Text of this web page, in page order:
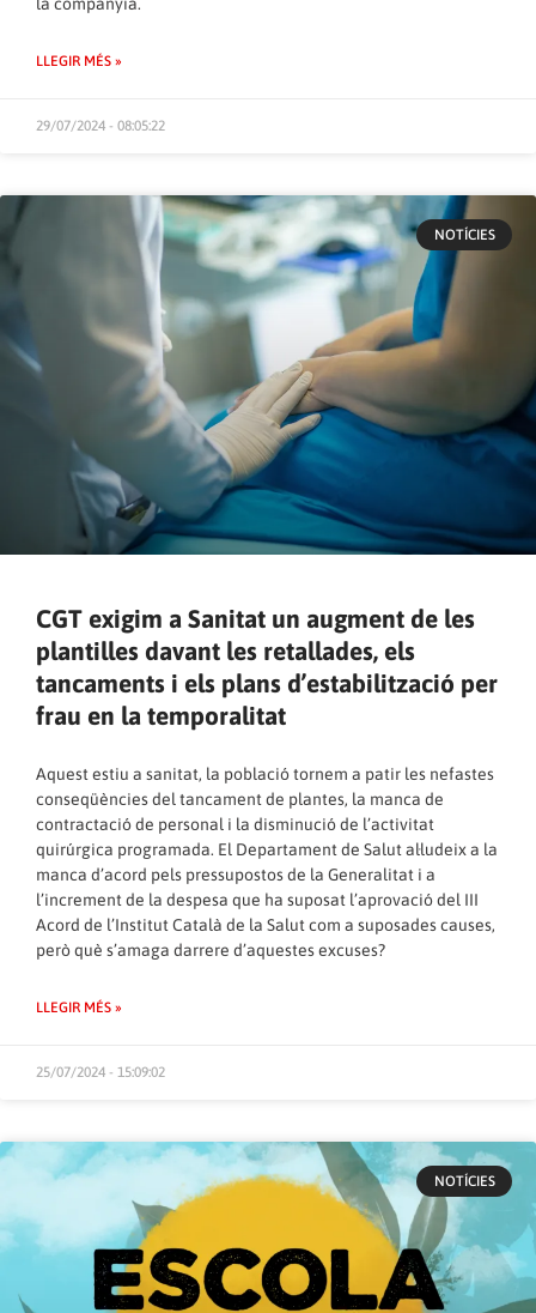
LLEGIR MÉS »
29/07/2024 - 08:05:22
NOTÍCIES
CGT exigim a Sanitat un augment de les
plantilles davant les retallades, els
tancaments i els plans d’estabilització per
frau en la temporalitat
Aquest estiu a sanitat, la població tornem a patir les nefastes
conseqüències del tancament de plantes, la manca de
contractació de personal i la disminució de l’activitat
quirúrgica programada. El Departament de Salut al·ludeix a la
manca d’acord pels pressupostos de la Generalitat i a
l’increment de la despesa que ha suposat l’aprovació del III
Acord de l’Institut Català de la Salut com a suposades causes,
però què s’amaga darrere d’aquestes excuses?
LLEGIR MÉS »
25/07/2024 - 15:09:02
NOTÍCIES